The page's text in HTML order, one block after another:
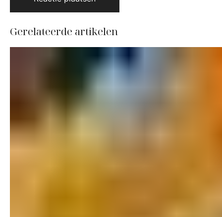
Gerelateerde artikelen